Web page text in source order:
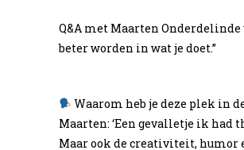
Q&A met Maarten Onderdelinde
beter worden in wat je doet.”
Waarom heb je deze plek in
Maarten: ‘Een gevalletje ik
Maar ook de creativiteit, humor